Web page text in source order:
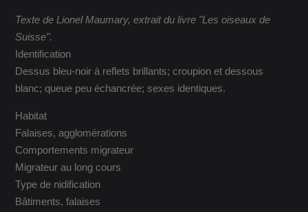
Texte de Lionel Maumary, extrait du livre "Les oiseaux de
Suisse".
Identification
Dessus bleu-noir à reflets brillants; croupion et dessous
blanc; queue peu échancrée; sexes identiques.
Habitat
Falaises, agglomérations
Comportements migrateur
Migrateur au long cours
Type de nidification
Bâtiments, falaises